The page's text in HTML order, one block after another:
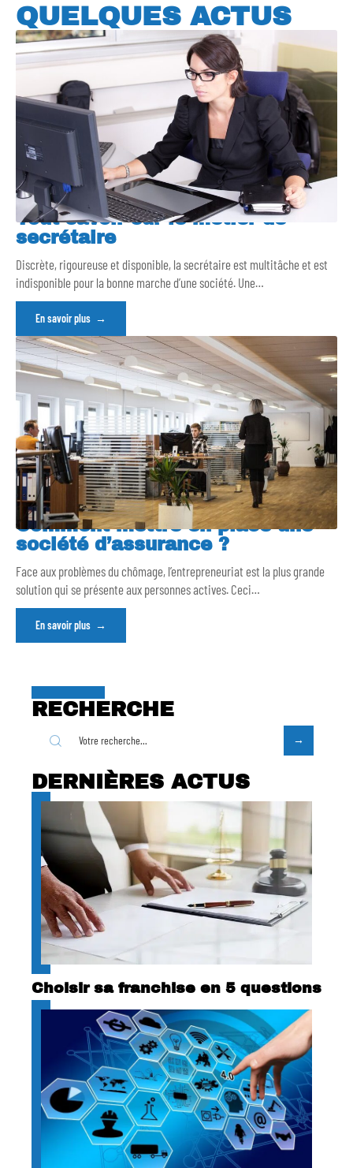
QUELQUES ACTUS
Tout savoir sur le métier de
secrétaire
Discrète, rigoureuse et disponible, la secrétaire est multitâche et est
indisponible pour la bonne marche d’une société. Une…
En savoir plus
Comment mettre en place une
société d’assurance ?
Face aux problèmes du chômage, l’entrepreneuriat est la plus grande
solution qui se présente aux personnes actives. Ceci…
En savoir plus
RECHERCHE
DERNIÈRES ACTUS
Choisir sa franchise en 5 questions